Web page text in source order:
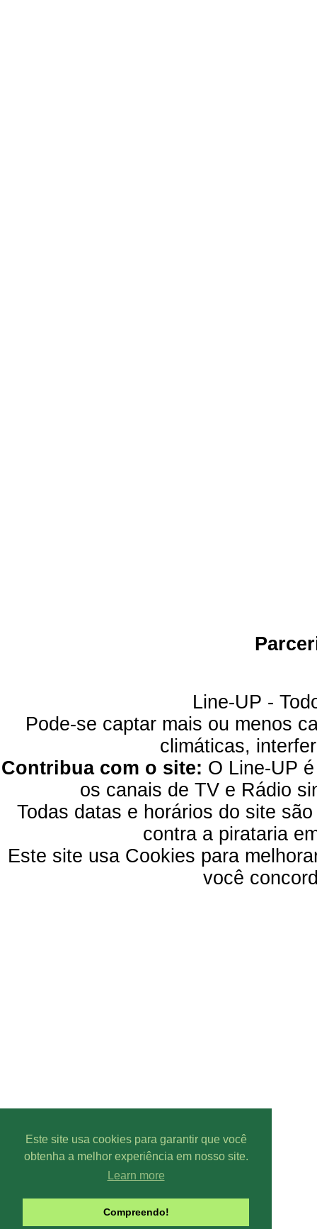
Este site usa cookies para garantir que você
obtenha a melhor experiência em nosso site.
Learn more
Compreendo!
Line-UP -
Pode-se captar mais ou menos
climáticas,
Contribua com o site: O Line-UP
os canais de TV e Rádio
Todas datas e horários do site
contra a pirataria
Este site usa Cookies para
você